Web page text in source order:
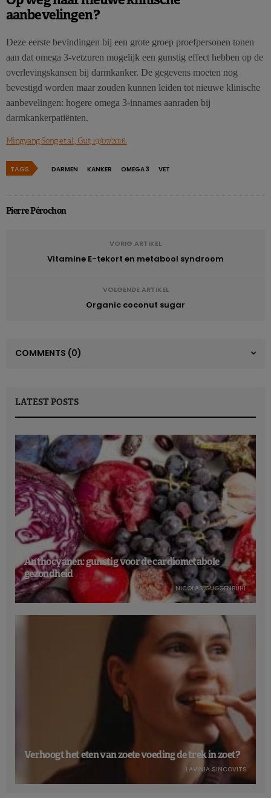
aanbevelingen?
Deze eerste bevindingen bij een grote groep proefpersonen tonen
aan dat omega 3-vetzuren mogelijk een gunstig effect hebben op de
overlevingskansen bij darmkanker. De gegevens moeten nog
bevestigd worden maar zouden kunnen leiden tot nieuwe klinische
aanbevelingen: hogere omega 3-innames aanraden bij
darmkankerpatiënten.
Mingyang Song et al., Gut, 19/07/2016.
TAGS DARMEN KANKER OMEGA 3 VET
Pierre Pérochon
VORIG ARTIKEL
Vitamine E-tekort en metabool syndroom
VOLGENDE ARTIKEL
Organic coconut sugar
COMMENTS (0)
LATEST POSTS
Anthocyanen: gunstig voor de cardiometabole
gezondheid
NICOLAS GUGGENBÜHL
Verhoogt het eten van zoete voeding de trek in zoet?
LAVINIA SINCOVITS